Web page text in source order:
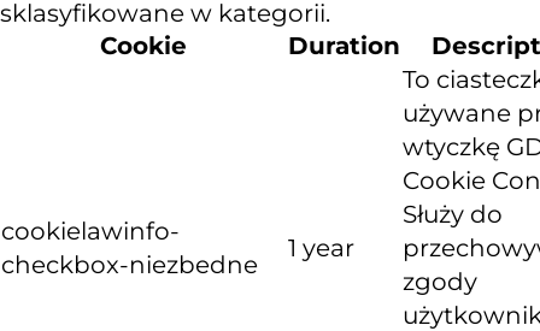
sklasyfikowane w kategorii.
Cookie
Duration
cookielawinfo-
checkbox-niezbedne
1 year
To
używane
wtyczkę
Cookie
Służy do
zgody